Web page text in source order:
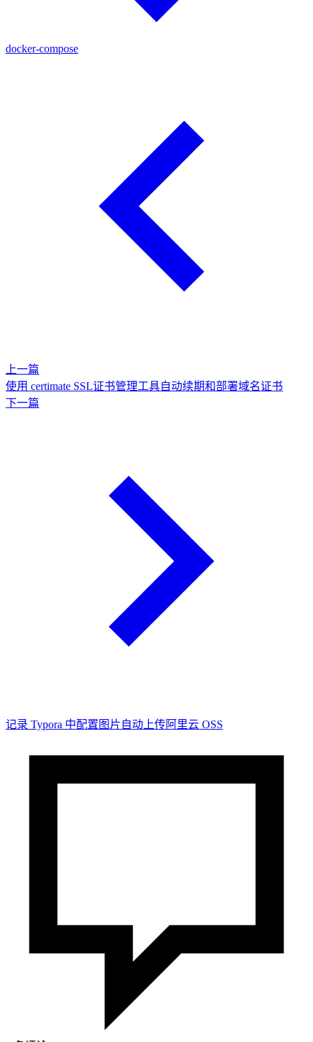
docker-compose
上一篇
使用 certimate SSL证书管理工具自动续期和部署域名证书
下一篇
记录 Typora 中配置图片自动上传阿里云 OSS